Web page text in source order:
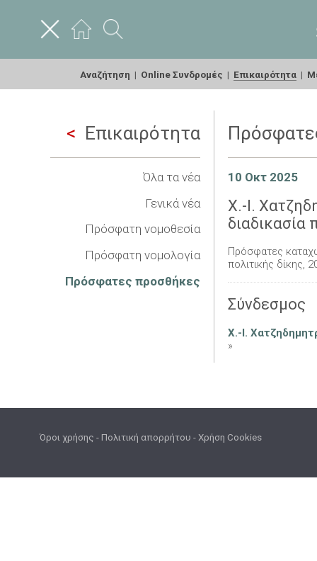
Αναζήτηση | Online Συνδρομές | Επικαιρότητα |
Επικαιρότητα
Όλα τα νέα
Γενικά νέα
Πρόσφατη νομοθεσία
Πρόσφατη νομολογία
Πρόσφατες προσθήκες
10 Οκτ 2025
Χ.-Ι.
διαδικασία
Πρόσφατες
πολιτικής δίκης,
Σύνδεσμος
Χ.-Ι.
»
Όροι χρήσης -Πολιτική απορρήτου -Χρήση Cookies